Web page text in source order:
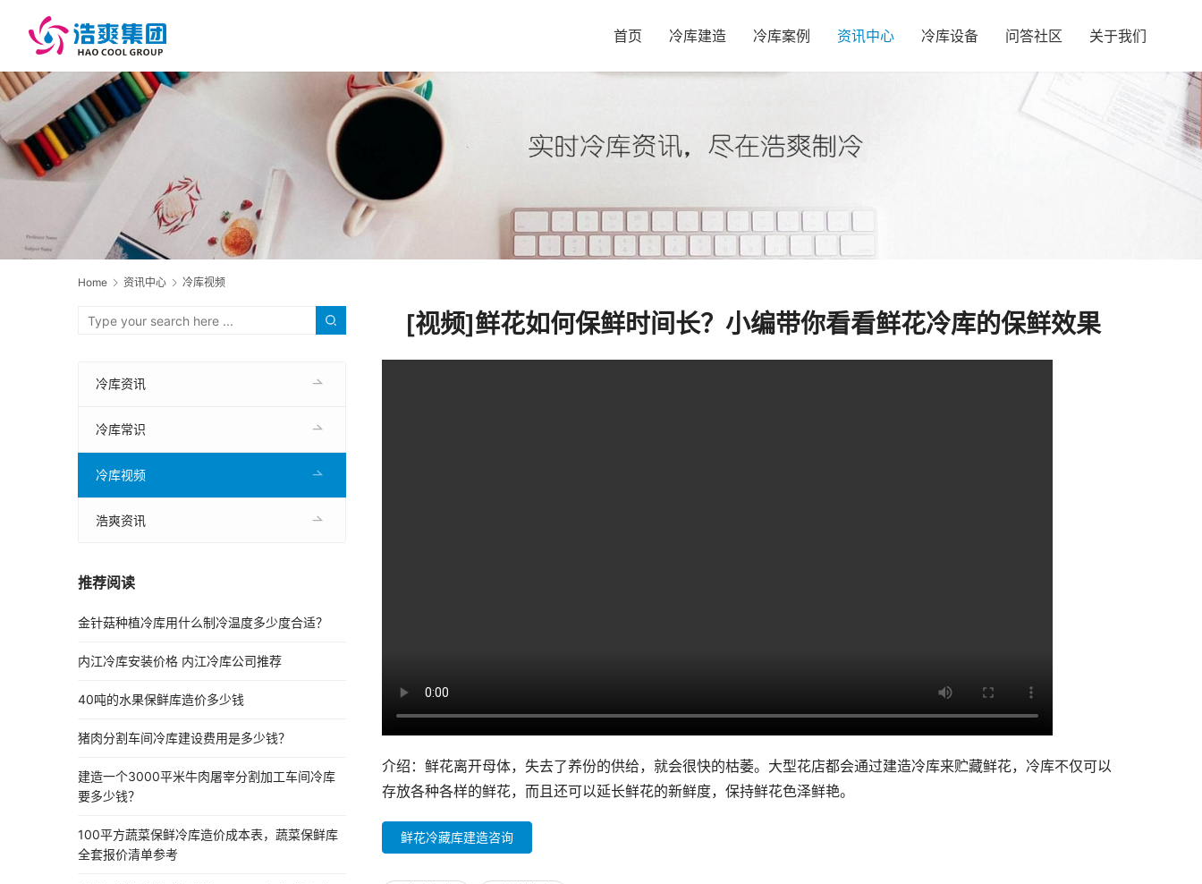
首页 冷库建造 冷库案例 资讯中心 冷库设备 问答社区 关于我们
Home 资讯中心 冷库视频
[视频]鲜花如何保鲜时间长？小编带你看看鲜花冷库的保鲜效果
介绍：鲜花离开母体，失去了养份的供给，就会很快的枯萎。大型花店都会通过建造冷库来贮藏鲜花，冷库不仅可以
存放各种各样的鲜花，而且还可以延长鲜花的新鲜度，保持鲜花色泽鲜艳。
鲜花冷藏库建造咨询
冷库资讯
冷库常识
冷库视频
浩爽资讯
推荐阅读
金针菇种植冷库用什么制冷温度多少度合适？
内江冷库安装价格 内江冷库公司推荐
40吨的水果保鲜库造价多少钱
猪肉分割车间冷库建设费用是多少钱？
建造一个3000平米牛肉屠宰分割加工车间冷库
要多少钱？
100平方蔬菜保鲜冷库造价成本表，蔬菜保鲜库
全套报价清单参考